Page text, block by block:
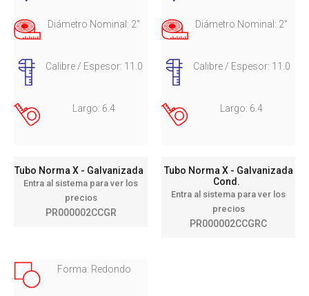
Diámetro Nominal: 2"
Calibre / Espesor: 11.0
Largo: 6.4
Tubo Norma X - Galvanizada
Entra al sistema para ver los
precios
PR000002CCGR
Diámetro Nominal: 2"
Calibre / Espesor: 11.0
Largo: 6.4
Tubo Norma X - Galvanizada
Cond.
Entra al sistema para ver los
precios
PR000002CCGRC
Forma: Redondo